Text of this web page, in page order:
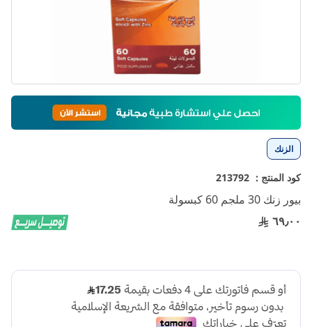
الزنك
كود المنتج : 213792
بيور زنك 30 ملجم 60 كبسولة
٦٩٫٠٠
تخطي
بداية
معرض
الصور